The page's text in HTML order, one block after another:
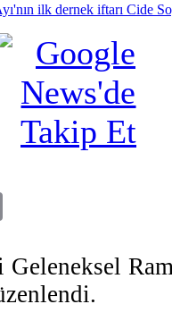
ilk dernek iftarı Cide